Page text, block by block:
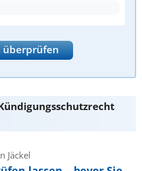
überprüfen
Jäckel